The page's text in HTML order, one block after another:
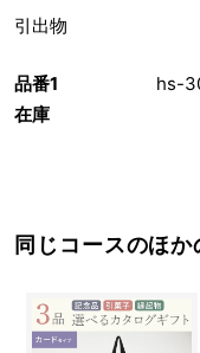
品番1
hs-
在庫
引出物
同じコースのほ